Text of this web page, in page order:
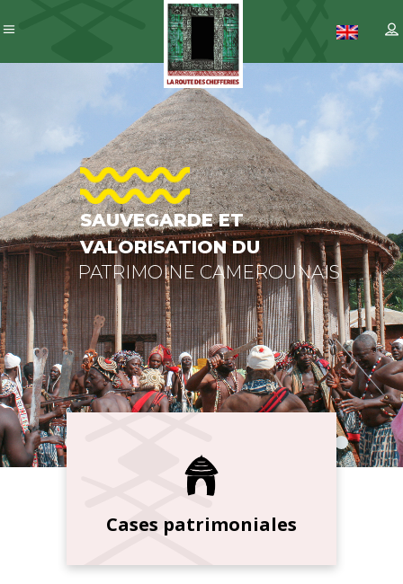
SAUVEGARDE
ET
VALORISATION
DU
Cases patrimoniales